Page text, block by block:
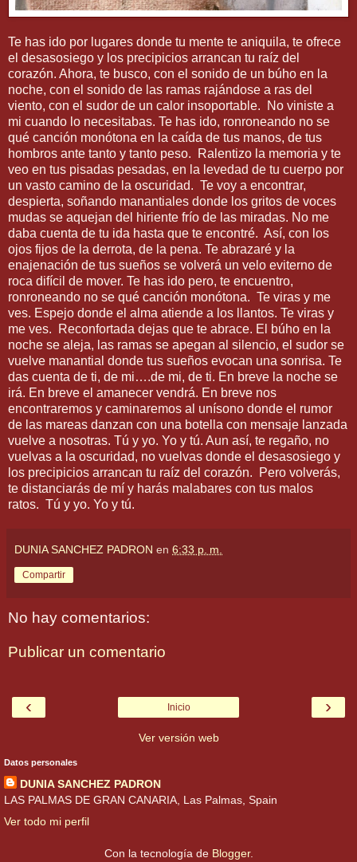
Te has ido por lugares donde tu mente te aniquila, te ofrece
el desasosiego y los precipicios arrancan tu raíz del
corazón. Ahora, te busco, con el sonido de un búho en la
noche, con el sonido de las ramas rajándose a ras del
viento, con el sudor de un calor insoportable.
No viniste a
mi cuando lo necesitabas. Te has ido, ronroneando no se
qué canción monótona en la caída de tus manos, de tus
hombros ante tanto y tanto peso.
Ralentizo la memoria y te
veo en tus pisadas pesadas, en la levedad de tu cuerpo por
un vasto camino de la oscuridad. Te voy a encontrar,
despierta, soñando manantiales donde los gritos de voces
mudas se aquejan del hiriente frío de las miradas. No me
daba cuenta de tu ida hasta que te encontré. Así, con los
ojos fijos de la derrota, de la pena. Te abrazaré y la
enajenación de tus sueños se volverá un velo eviterno de
roca difícil de mover. Te has ido pero, te encuentro,
ronroneando no se qué canción monótona. Te viras y me
ves. Espejo donde el alma atiende a los llantos. Te viras y
me ves.
Reconfortada dejas que te abrace. El búho en la
noche se aleja, las ramas se apegan al silencio, el sudor se
vuelve manantial donde tus sueños evocan una sonrisa. Te
das cuenta de ti, de mi….de mi, de ti. En breve la noche se
irá. En breve el amanecer vendrá. En breve nos
encontraremos y caminaremos al unísono donde el rumor
de las mareas danzan con una botella con mensaje lanzada
vuelve a nosotras. Tú y yo. Yo y tú. Aun así, te regaño, no
vuelvas a la oscuridad, no vuelvas donde el desasosiego y
los precipicios arrancan tu raíz del corazón.
Pero volverás,
te distanciarás de mí y harás malabares con tus malos
ratos. Tú y yo. Yo y tú.
DUNIA SANCHEZ PADRON en 6:33 p. m.
Compartir
No hay comentarios:
Publicar un comentario
‹ ›
Inicio
Ver versión web
Datos personales
DUNIA SANCHEZ PADRON
LAS PALMAS DE GRAN CANARIA, Las Palmas, Spain
Ver todo mi perfil
Con la tecnología de Blogger.